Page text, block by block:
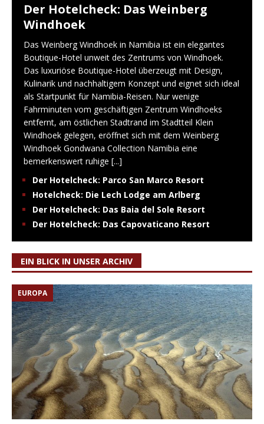
Der Hotelcheck: Das Weinberg
Windhoek
Das Weinberg Windhoek in Namibia ist ein elegantes
Boutique-Hotel unweit des Zentrums von Windhoek.
Das luxuriöse Boutique-Hotel überzeugt mit Design,
Kulinarik und nachhaltigem Konzept und eignet sich ideal
als Startpunkt für Namibia-Reisen. Nur wenige
Fahrminuten vom geschäftigen Zentrum Windhoeks
entfernt, am östlichen Stadtrand im Stadtteil Klein
Windhoek gelegen, eröffnet sich mit dem Weinberg
Windhoek Gondwana Collection Namibia eine
bemerkenswert ruhige [...]
Der Hotelcheck: Parco San Marco Resort
Hotelcheck: Die Lech Lodge am Arlberg
Der Hotelcheck: Das Baia del Sole Resort
Der Hotelcheck: Das Capovaticano Resort
EIN BLICK IN UNSER ARCHIV
EUROPA